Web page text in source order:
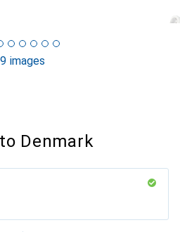
9 images
Denmark